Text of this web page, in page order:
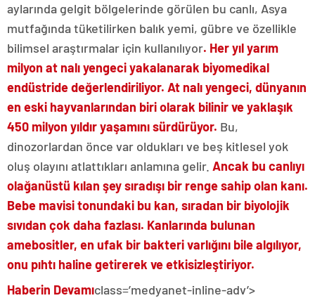
aylarında gelgit bölgelerinde görülen bu canlı, Asya
mutfağında tüketilirken balık yemi, gübre ve özellikle
bilimsel araştırmalar için kullanılıyor. Her yıl yarım
milyon at nalı yengeci yakalanarak biyomedikal
endüstride değerlendiriliyor. At nalı yengeci, dünyanın
en eski hayvanlarından biri olarak bilinir ve yaklaşık
450 milyon yıldır yaşamını sürdürüyor. Bu,
dinozorlardan önce var oldukları ve beş kitlesel yok
oluş olayını atlattıkları anlamına gelir. Ancak bu canlıyı
olağanüstü kılan şey sıradışı bir renge sahip olan kanı.
Bebe mavisi tonundaki bu kan, sıradan bir biyolojik
sıvıdan çok daha fazlası. Kanlarında bulunan
amebositler, en ufak bir bakteri varlığını bile algılıyor,
onu pıhtı haline getirerek ve etkisizleştiriyor.
Haberin Devamıclass=’medyanet-inline-adv’>